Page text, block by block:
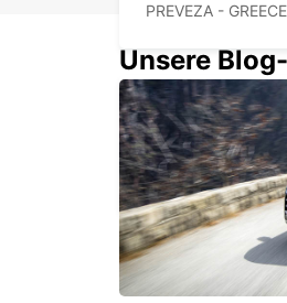
PREVEZA - GREECE
OHRID
OHRID -
Unsere